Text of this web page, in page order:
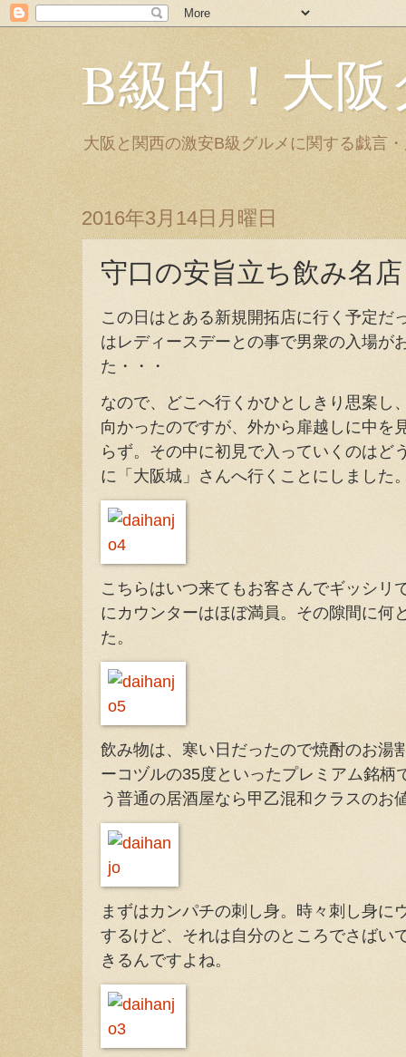
B級的！大
大阪と関西の激安B級グルメに関する戯言
2016年3月14日月曜日
守口の安旨立ち飲み名
この日はとある新規開拓店に行く予定だ
はレディースデーとの事で男衆の入場が
た・・・
なので、どこへ行くかひとしきり思案し
向かったのですが、外から扉越しに中を
らず。その中に初見で入っていくのはど
に「大阪城」さんへ行くことにしました
こちらはいつ来てもお客さんでギッシリ
にカウンターはほぼ満員。その隙間に何
た。
飲み物は、寒い日だったので焼酎のお湯
ーコヅルの35度といったプレミアム銘柄
う普通の居酒屋なら甲乙混和クラスのお
まずはカンパチの刺し身。時々刺し身に
するけど、それは自分のところでさばい
きるんですよね。